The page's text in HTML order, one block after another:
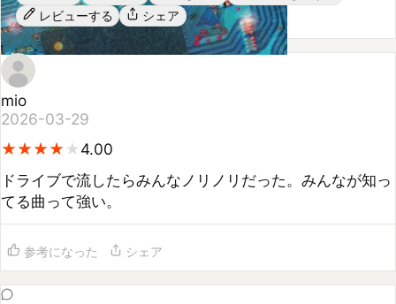
mio
2026-03-29
★
★★
★ ★
★ ★
★★4.00
ドライブで流したらみんなノリノリだった。みんなが知っ
てる曲って強い。
参考になった
コメント (0
まだコメントがありません